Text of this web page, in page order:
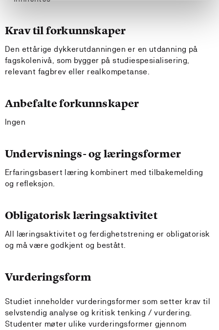
Krav til forkunnskaper
Den ettårige dykkerutdanningen er en utdanning på
fagskolenivå, som bygger på studiespesialisering,
relevant fagbrev eller realkompetanse.
Anbefalte forkunnskaper
Ingen
Undervisnings- og læringsformer
Erfaringsbasert læring kombinert med tilbakemelding
og refleksjon.
Obligatorisk læringsaktivitet
All læringsaktivitet og ferdighetstrening er obligatorisk
og må være godkjent og bestått.
Vurderingsform
Studiet inneholder vurderingsformer som setter krav til
selvstendig analyse og kritisk tenking / vurdering.
Studenter møter ulike vurderingsformer gjennom